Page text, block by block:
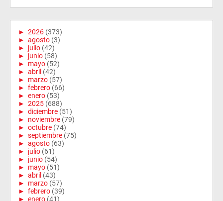
► 2026 (373)
► agosto (3)
► julio (42)
► junio (58)
► mayo (52)
► abril (42)
► marzo (57)
► febrero (66)
► enero (53)
► 2025 (688)
► diciembre (51)
► noviembre (79)
► octubre (74)
► septiembre (75)
► agosto (63)
► julio (61)
► junio (54)
► mayo (51)
► abril (43)
► marzo (57)
► febrero (39)
► enero (41)